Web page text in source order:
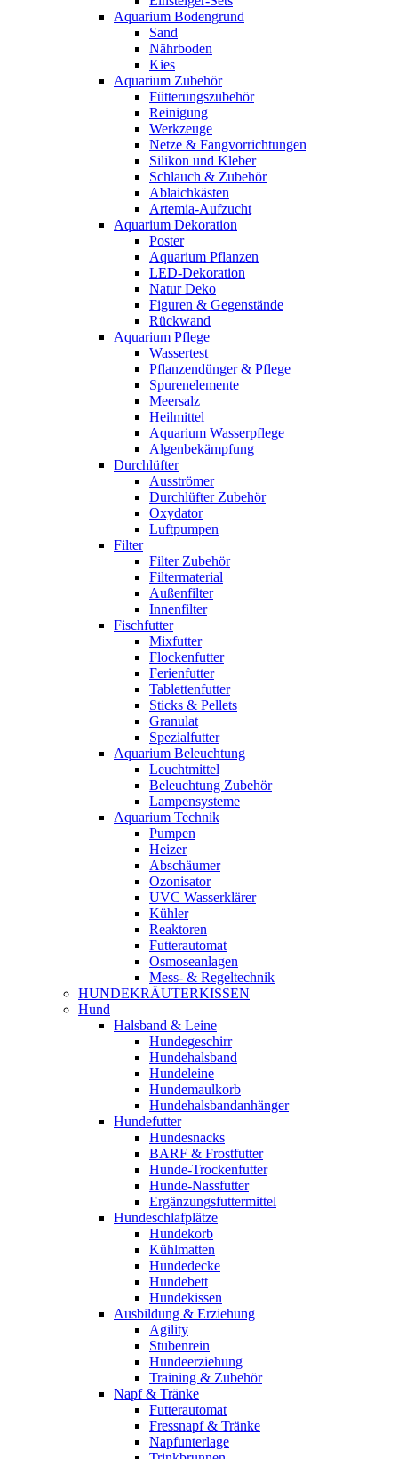
Aquarium Bodengrund
Sand
Nährboden
Kies
Aquarium Zubehör
Fütterungszubehör
Reinigung
Werkzeuge
Netze & Fangvorrichtungen
Silikon und Kleber
Schlauch & Zubehör
Ablaichkästen
Artemia-Aufzucht
Aquarium Dekoration
Poster
Aquarium Pflanzen
LED-Dekoration
Natur Deko
Figuren & Gegenstände
Rückwand
Aquarium Pflege
Wassertest
Pflanzendünger & Pflege
Spurenelemente
Meersalz
Heilmittel
Aquarium Wasserpflege
Algenbekämpfung
Durchlüfter
Ausströmer
Durchlüfter Zubehör
Oxydator
Luftpumpen
Filter
Filter Zubehör
Filtermaterial
Außenfilter
Innenfilter
Fischfutter
Mixfutter
Flockenfutter
Ferienfutter
Tablettenfutter
Sticks & Pellets
Granulat
Spezialfutter
Aquarium Beleuchtung
Leuchtmittel
Beleuchtung Zubehör
Lampensysteme
Aquarium Technik
Pumpen
Heizer
Abschäumer
Ozonisator
UVC Wasserklärer
Kühler
Reaktoren
Futterautomat
Osmoseanlagen
Mess- & Regeltechnik
HUNDEKRÄUTERKISSEN
Hund
Halsband & Leine
Hundegeschirr
Hundehalsband
Hundeleine
Hundemaulkorb
Hundehalsbandanhänger
Hundefutter
Hundesnacks
BARF & Frostfutter
Hunde-Trockenfutter
Hunde-Nassfutter
Ergänzungsfuttermittel
Hundeschlafplätze
Hundekorb
Kühlmatten
Hundedecke
Hundebett
Hundekissen
Ausbildung & Erziehung
Agility
Stubenrein
Hundeerziehung
Training & Zubehör
Napf & Tränke
Futterautomat
Fressnapf & Tränke
Napfunterlage